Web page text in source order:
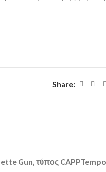
Share:
Gun, τύπος CAPPTempo